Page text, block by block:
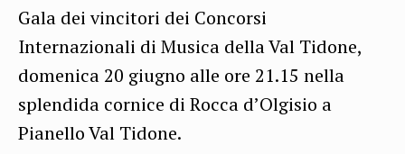
Gala dei vincitori dei Concorsi
Internazionali di Musica della Val Tidone,
domenica 20 giugno alle ore 21.15 nella
splendida cornice di Rocca d’Olgisio a
Pianello Val Tidone.